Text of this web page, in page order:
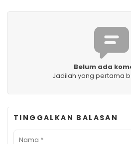
Belum ada
Jadilah yang pertama
TINGGALKAN BALASAN